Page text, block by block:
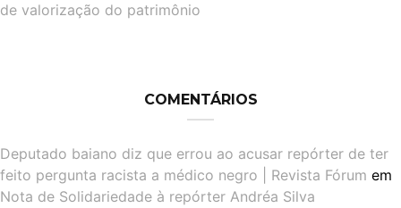
de valorização do patrimônio
COMENTÁRIOS
Deputado baiano diz que errou ao acusar repórter de ter
feito pergunta racista a médico negro | Revista Fórum em
Nota de Solidariedade à repórter Andréa Silva